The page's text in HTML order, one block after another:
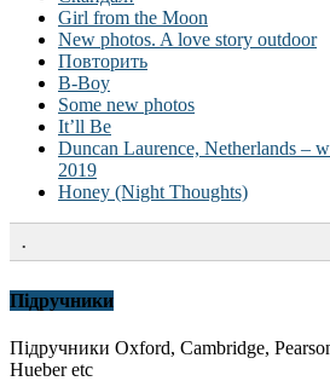
Girl from the Moon
New photos. A love story outdoor
Повторить
B-Boy
Some new photos
It’ll Be
Duncan Laurence, Netherlands –
2019
Honey (Night Thoughts)
.
Підручники
Підручники Oxford, Cambridge,
Hueber etc